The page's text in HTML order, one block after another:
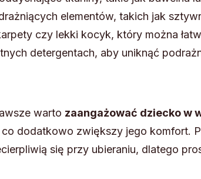
elementów, takich jak
czy lekki kocyk, który można
detergentach, aby uniknąć
warto zaangażować dziecko w
dodatkowo zwiększy jego komfort.
się przy ubieraniu, dlatego